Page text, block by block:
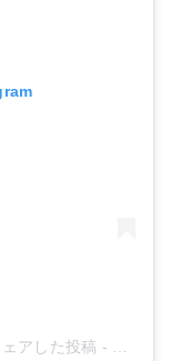
アした投稿 - 2018年